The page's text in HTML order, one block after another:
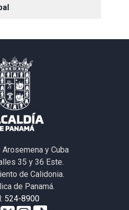
y Cuba
35 y 36 Este.
de Calidonia.
de Panamá.
524-8900